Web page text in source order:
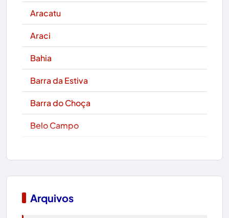
Aracatu
Araci
Bahia
Barra da Estiva
Barra do Choça
Belo Campo
Boquira
Arquivos